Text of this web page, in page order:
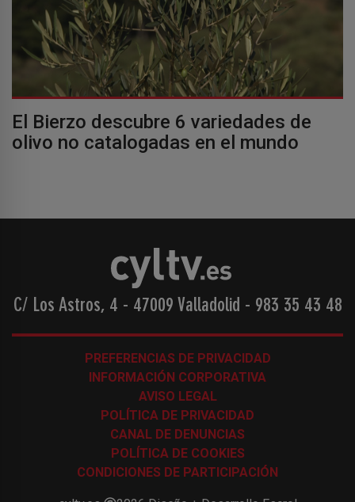
El Bierzo descubre 6 variedades de
olivo no catalogadas en el mundo
C/ Los Astros, 4 - 47009 Valladolid - 983 35 43 48
PREFERENCIAS DE PRIVACIDAD
INFORMACIÓN CORPORATIVA
AVISO LEGAL
POLÍTICA DE PRIVACIDAD
CANAL DE DENUNCIAS
POLÍTICA DE COOKIES
CONDICIONES DE PARTICIPACIÓN